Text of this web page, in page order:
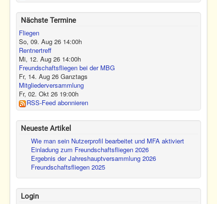
Nächste Termine
Fliegen
So, 09. Aug 26 14:00h
Rentnertreff
Mi, 12. Aug 26 14:00h
Freundschaftsfliegen bei der MBG
Fr, 14. Aug 26 Ganztags
Mitgliederversammlung
Fr, 02. Okt 26 19:00h
RSS-Feed abonnieren
Neueste Artikel
Wie man sein Nutzerprofil bearbeitet und MFA aktiviert
Einladung zum Freundschaftsfliegen 2026
Ergebnis der Jahreshauptversammlung 2026
Freundschaftsfliegen 2025
Login